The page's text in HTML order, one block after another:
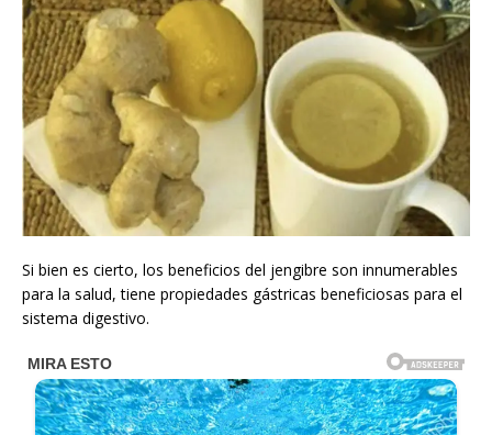
Si bien es cierto, los beneficios del jengibre son innumerables
para la salud, tiene propiedades gástricas beneficiosas para el
sistema digestivo.